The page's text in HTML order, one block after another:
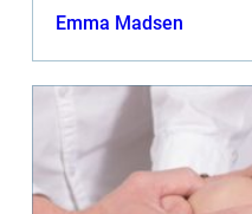
Emma Madsen